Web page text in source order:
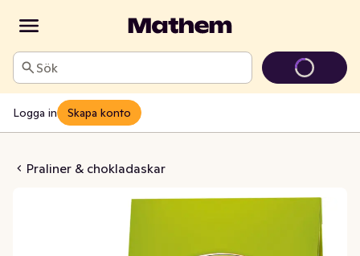
Sök
Logga in Skapa konto
Praliner & chokladaskar
Pistachio